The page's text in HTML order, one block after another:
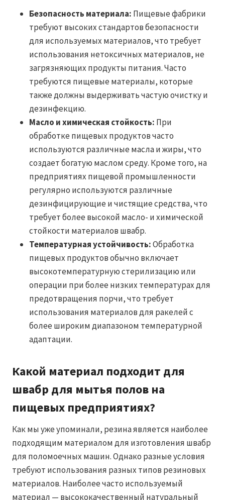
Безопасность материала: Пищевые фабрики
требуют высоких стандартов безопасности
для используемых материалов, что требует
использования нетоксичных материалов, не
загрязняющих продукты питания. Часто
требуются пищевые материалы, которые
также должны выдерживать частую очистку и
дезинфекцию.
Масло и химическая стойкость: При
обработке пищевых продуктов часто
используются различные масла и жиры, что
создает богатую маслом среду. Кроме того, на
предприятиях пищевой промышленности
регулярно используются различные
дезинфицирующие и чистящие средства, что
требует более высокой масло- и химической
стойкости материалов швабр.
Температурная устойчивость:Обработка
пищевых продуктов обычно включает
высокотемпературную стерилизацию или
операции при более низких температурах для
предотвращения порчи, что требует
использования материалов для ракелей с
более широким диапазоном температурной
адаптации.
Какой материал подходит для
швабр для мытья полов на
пищевых предприятиях?
Как мы уже упоминали, резина является наиболее
подходящим материалом для изготовления швабр
для поломоечных машин. Однако разные условия
требуют использования разных типов резиновых
материалов. Наиболее часто используемый
материал — высококачественный натуральный